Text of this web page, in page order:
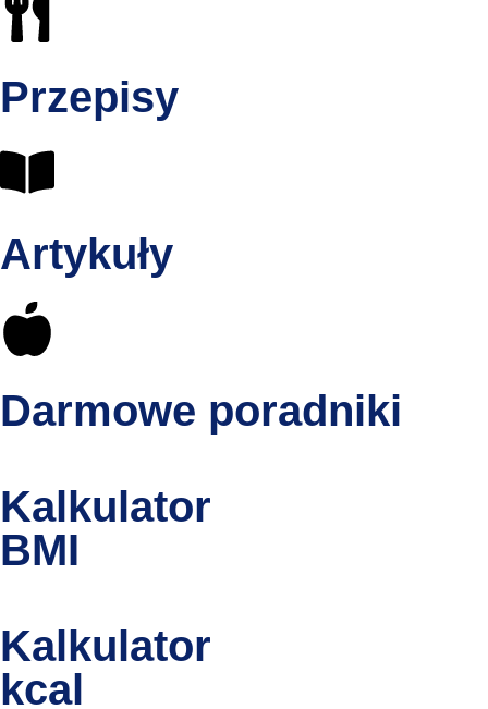
Przepisy
Artykuły
Darmowe poradniki
Kalkulator
BMI
Kalkulator
kcal